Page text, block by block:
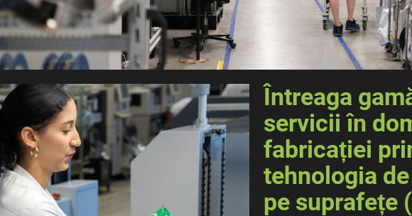
Întreaga
servicii în
fabricației
tehnologia
pe suprafețe